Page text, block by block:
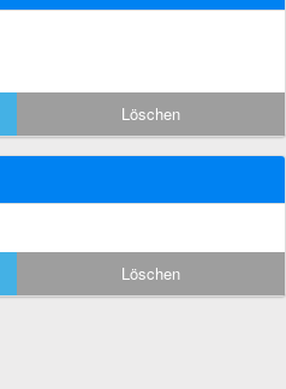
Löschen
Löschen